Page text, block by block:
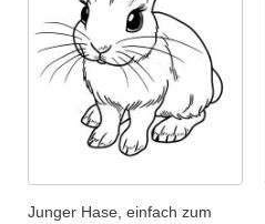
Junger Hase, einfach zum